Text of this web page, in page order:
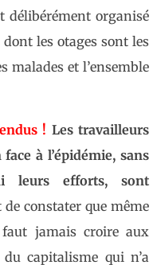
délibérément organisé
les otages sont les
malades et l’ensemble
! Les travailleurs
à l’épidémie, sans
leurs efforts, sont
de constater que même
jamais croire aux
capitalisme qui n’a